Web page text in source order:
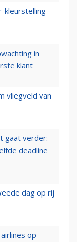
kleurstelling
in
klant
vliegveld van
gaat verder:
deadline
dag op rij
op